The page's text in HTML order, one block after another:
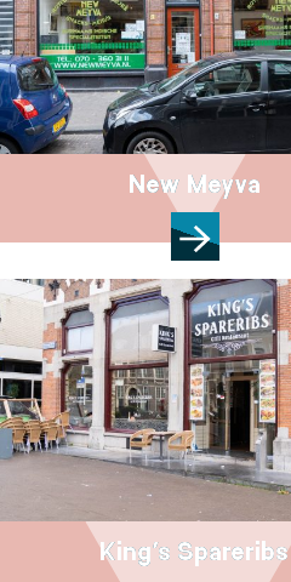
New Meyva
King’s Spareribs